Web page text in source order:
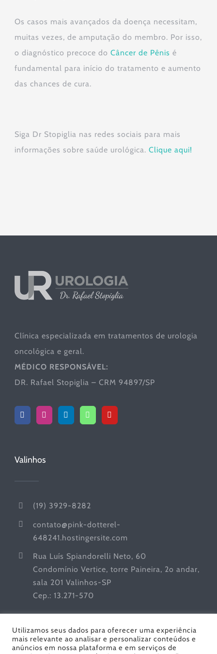
Os casos mais avançados da doença necessitam,
muitas vezes, de amputação do membro. Por isso,
o diagnóstico precoce do Câncer de Pênis é
fundamental para início do tratamento e aumento
das chances de cura.
Siga Dr Stopiglia nas redes sociais para mais
informações sobre saúde urológica. Clique aqui!
Clínica especializada em tratamentos de urologia
oncológica e geral.
MÉDICO RESPONSÁVEL:
DR. Rafael Stopiglia – CRM 94897/SP
Valinhos
(19) 3929-8282
contato@pink-dotterel-
648241.hostingersite.com
Rua Luís Spiandorelli Neto, 60
Condomínio Vertice, torre Paineira, 2o andar,
sala 201 Valinhos-SP
Cep.: 13.271-570
Utilizamos seus dados para oferecer uma experiência
mais relevante ao analisar e personalizar conteúdos e
anúncios em nossa plataforma e em serviços de